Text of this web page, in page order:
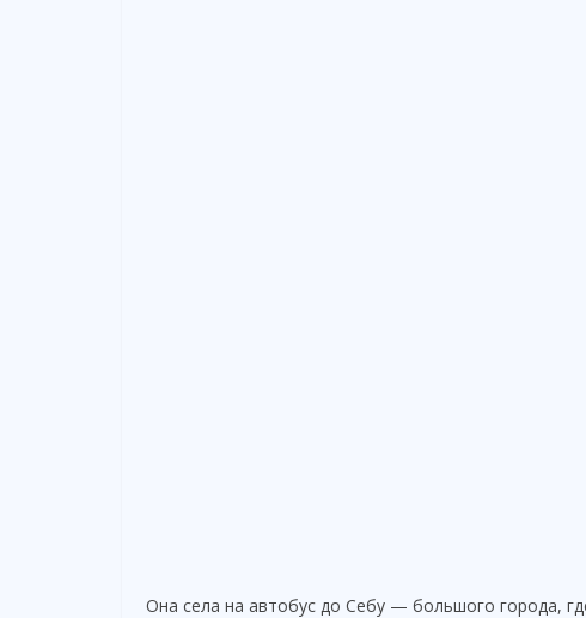
Она села на автобус до Себу — большого города,